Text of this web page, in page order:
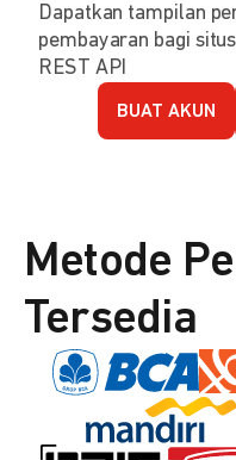
Dapatkan tampilan
pembayaran bagi
REST API
BUAT AKUN
Metode
Tersedia